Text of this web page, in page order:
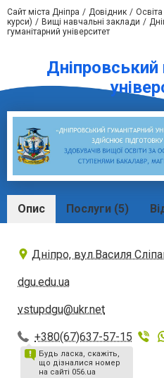
Сайт міста Дніпра Довідник
курси)
Вищі навчальні заклади
гуманітарний університет
Дніпровський
Опис Послуги (5)
Дніпро, вул.Василя
dgu.edu.ua
vstupdgu@ukr.net
+380(67)637-57-15
Будь ласка, скажіть,
що дізналися номер
на сайті 056.ua